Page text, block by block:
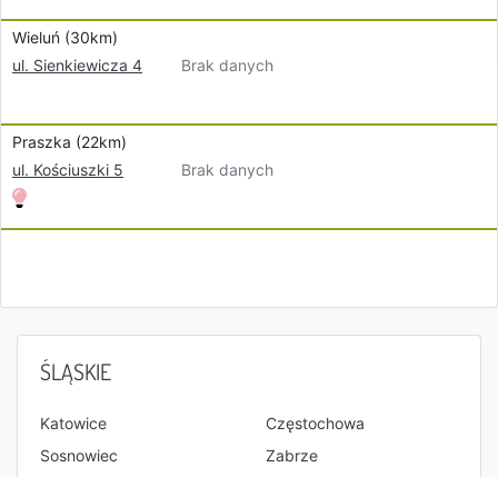
Wieluń (30km)
ul. Sienkiewicza 4
Brak danych
Praszka (22km)
ul. Kościuszki 5
Brak danych
ŚLĄSKIE
Katowice
Częstochowa
Sosnowiec
Zabrze